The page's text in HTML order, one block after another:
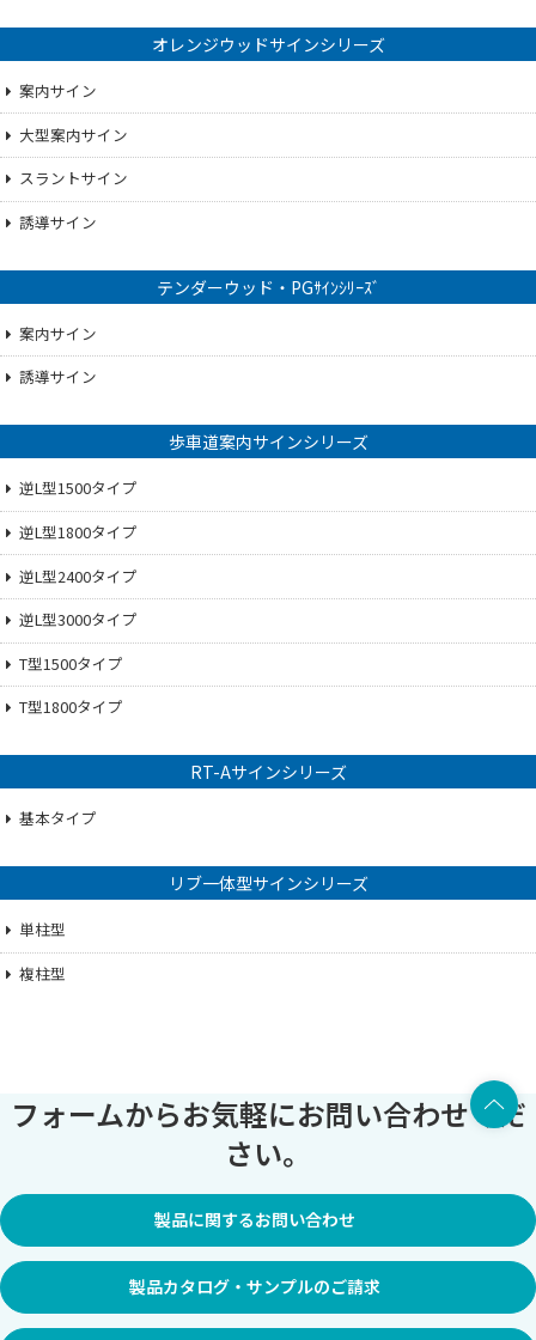
オレンジウッドサインシリーズ
案内サイン
大型案内サイン
スラントサイン
誘導サイン
テンダーウッド・PGｻｲﾝｼﾘｰｽﾞ
案内サイン
誘導サイン
歩車道案内サインシリーズ
逆L型1500タイプ
逆L型1800タイプ
逆L型2400タイプ
逆L型3000タイプ
T型1500タイプ
T型1800タイプ
RT-Aサインシリーズ
基本タイプ
リブ一体型サインシリーズ
単柱型
複柱型
フォームからお気軽にお問い合わせくだ
さい。
製品に関するお問い合わせ
製品カタログ・サンプルのご請求